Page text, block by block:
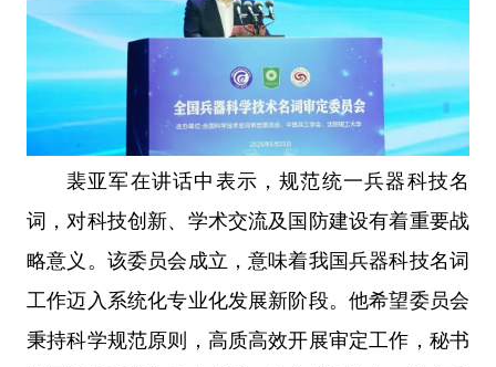
裴亚军在讲话中表示，规范统一兵器科技名
词，对科技创新、学术交流及国防建设有着重要战
略意义。该委员会成立，意味着我国兵器科技名词
工作迈入系统化专业化发展新阶段。他希望委员会
秉持科学规范原则，高质高效开展审定工作，秘书